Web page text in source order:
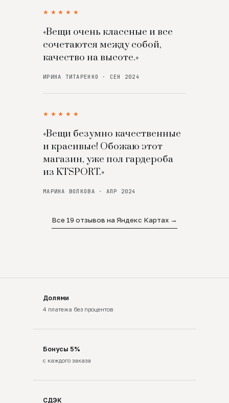
★★★★★
«Вещи очень классные и все
сочетаются между собой,
качество на высоте.»
ИРИНА ТИТАРЕНКО · СЕН 2024
★★★★★
«Вещи безумно качественные
и красивые! Обожаю этот
магазин, уже пол гардероба
из KTSPORT.»
МАРИНА ВОЛКОВА · АПР 2024
Все 19 отзывов на Яндекс Картах →
Долями
4 платежа без процентов
Бонусы 5%
с каждого заказа
СДЭК